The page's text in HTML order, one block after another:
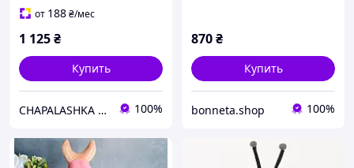
от 188₴/мес
1 125₴
Купить
CHAPALASHKA / ЧАПАЛАШКА - магазин актуальных вещей 100%
870₴
Купить
bonneta.shop 100%